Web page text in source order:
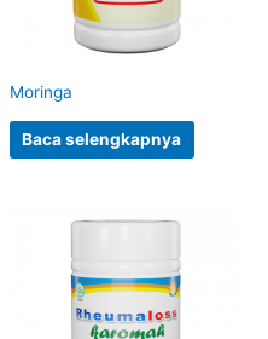
Moringa
Baca selengkapnya